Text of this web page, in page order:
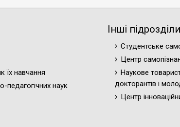
їх навчання
педагогічних наук
Інші підрозділи
Студентське
Центр
Наукове
докторантів і
Центр